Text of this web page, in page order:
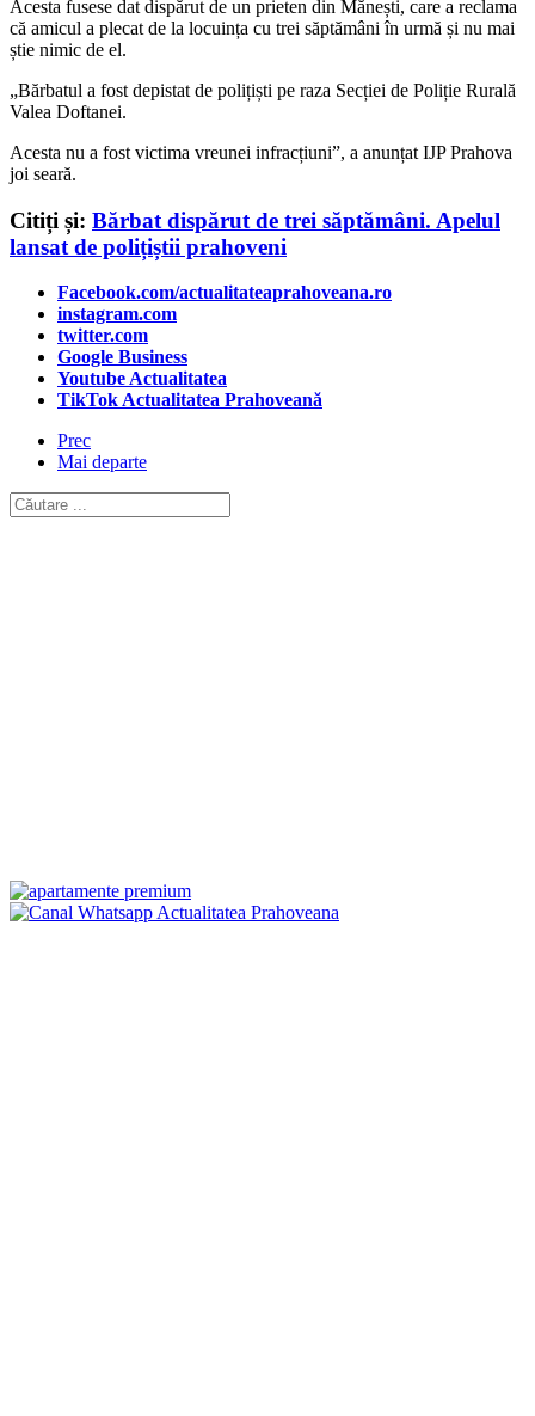
Acesta fusese dat dispărut de un prieten din Mănești, care a reclama
că amicul a plecat de la locuința cu trei săptămâni în urmă și nu mai
știe nimic de el.
„Bărbatul a fost depistat de polițiști pe raza Secției de Poliție Rurală
Valea Doftanei.
Acesta nu a fost victima vreunei infracțiuni”, a anunțat IJP Prahova
joi seară.
Citiți și: Bărbat dispărut de trei săptămâni. Apelul
lansat de polițiștii prahoveni
Facebook.com/actualitateaprahoveana.ro
instagram.com
twitter.com
Google Business
Youtube Actualitatea
TikTok Actualitatea Prahoveană
Prec
Mai departe